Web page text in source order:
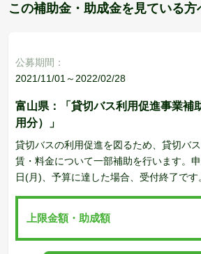
この補助金・助成金を見ている方
公募期間：
2021/11/01～2022/02/28
富山県：「貸切バス利用促進事業補
用分）」
貸切バスの利用促進を図るため、貸切バ
賃・料金について一部補助を行います。
日(月)、予算に達した場合、受付終了です
上限金額・助成額